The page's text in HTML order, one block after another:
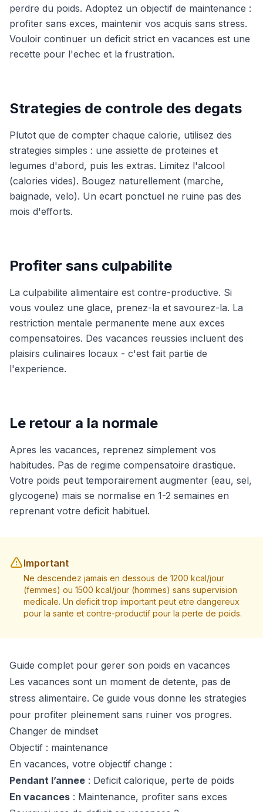
perdre du poids. Adoptez un objectif de maintenance :
profiter sans exces, maintenir vos acquis sans stress.
Vouloir continuer un deficit strict en vacances est une
recette pour l'echec et la frustration.
Strategies de controle des degats
Plutot que de compter chaque calorie, utilisez des
strategies simples : une assiette de proteines et
legumes d'abord, puis les extras. Limitez l'alcool
(calories vides). Bougez naturellement (marche,
baignade, velo). Un ecart ponctuel ne ruine pas des
mois d'efforts.
Profiter sans culpabilite
La culpabilite alimentaire est contre-productive. Si
vous voulez une glace, prenez-la et savourez-la. La
restriction mentale permanente mene aux exces
compensatoires. Des vacances reussies incluent des
plaisirs culinaires locaux - c'est fait partie de
l'experience.
Le retour a la normale
Apres les vacances, reprenez simplement vos
habitudes. Pas de regime compensatoire drastique.
Votre poids peut temporairement augmenter (eau, sel,
glycogene) mais se normalise en 1-2 semaines en
reprenant votre deficit habituel.
Important
Ne descendez jamais en dessous de 1200 kcal/jour
(femmes) ou 1500 kcal/jour (hommes) sans supervision
medicale. Un deficit trop important peut etre dangereux
pour la sante et contre-productif pour la perte de poids.
Guide complet pour gerer son poids en vacances
Les vacances sont un moment de detente, pas de
stress alimentaire. Ce guide vous donne les strategies
pour profiter pleinement sans ruiner vos progres.
Changer de mindset
Objectif : maintenance
En vacances, votre objectif change :
Pendant l’annee : Deficit calorique, perte de poids
En vacances : Maintenance, profiter sans exces